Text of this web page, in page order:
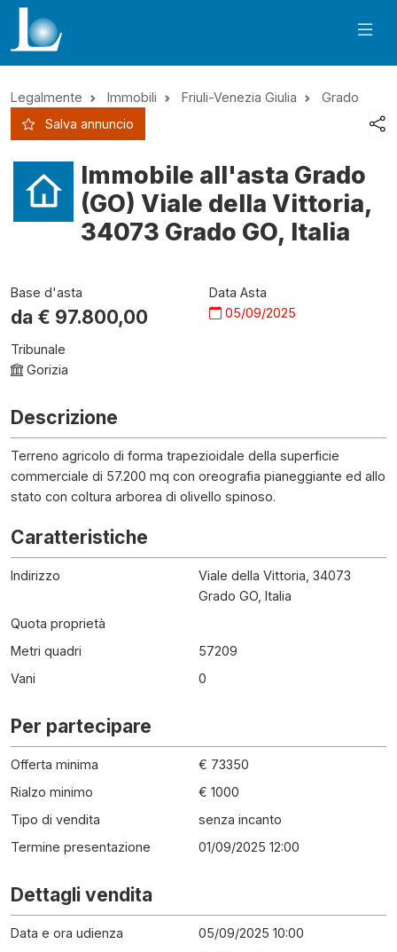
Legalmente Immobili Friuli-Venezia Giulia
Grado
Salva annuncio
Immobile all'asta Grado
(GO) Viale della Vittoria,
34073 Grado GO, Italia
Base d'asta
da € 97.800,00
Data Asta
05/09/2025
Tribunale
Gorizia
Descrizione
Terreno agricolo di forma trapezioidale della superficie
commerciale di 57.200 mq con oreografia pianeggiante ed allo
stato con coltura arborea di olivello spinoso.
Caratteristiche
Indirizzo
Viale della Vittoria, 34073
Grado GO, Italia
Quota proprietà
Metri quadri
57209
Vani
0
Per partecipare
Offerta minima
€ 73350
Rialzo minimo
€ 1000
Tipo di vendita
senza incanto
Termine presentazione
01/09/2025 12:00
Dettagli vendita
Data e ora udienza
05/09/2025 10:00